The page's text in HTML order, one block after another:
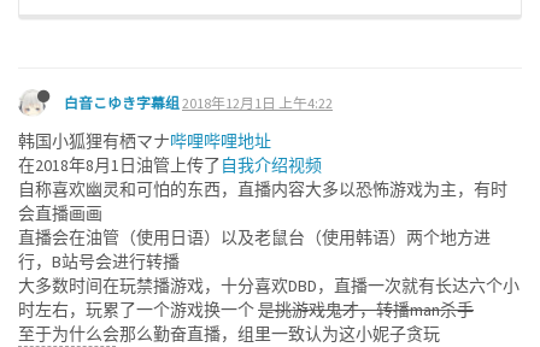
白音こゆき字幕组2018年12月1日 上午4:22
韩国小狐狸有栖マナ哔哩哔哩地址
在2018年8月1日油管上传了自我介绍视频
自称喜欢幽灵和可怕的东西，直播内容大多以恐怖游戏为主，有时
会直播画画
直播会在油管（使用日语）以及老鼠台（使用韩语）两个地方进
行，B站号会进行转播
大多数时间在玩禁播游戏，十分喜欢DBD，直播一次就有长达六个小
时左右，玩累了一个游戏换一个是挑游戏鬼才，转播man杀手
至于为什么会那么勤奋直播，组里一致认为这小妮子贪玩